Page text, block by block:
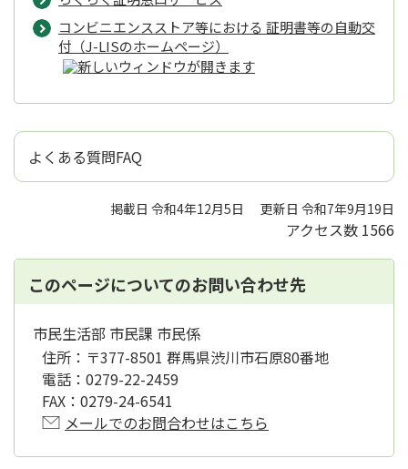
コンビニエンスストア等における 証明書等の自動交
付（J-LISのホームページ）
よくある質問FAQ
掲載日 令和4年12月5日 更新日 令和7年9月19日
アクセス数 1566
このページについてのお問い合わせ先
市民生活部 市民課 市民係
住所： 〒377-8501 群馬県渋川市石原80番地
電話： 0279-22-2459
FAX： 0279-24-6541
メールでのお問合わせはこちら